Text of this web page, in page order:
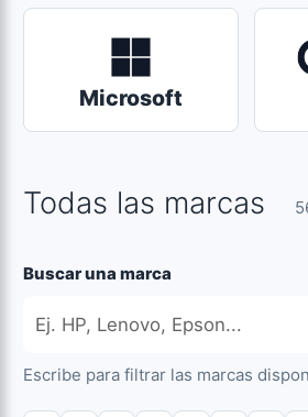
Microsoft
Todas las marcas
Buscar una marca
Escribe para filtrar las marcas